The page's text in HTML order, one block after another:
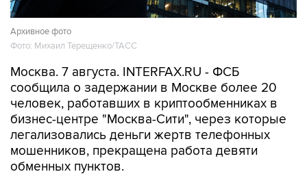
Архивное фото
Фото: Михаил Терещенко/ТАСС
Москва. 7 августа. INTERFAX.RU - ФСБ
сообщила о задержании в Москве более 20
человек, работавших в криптообменниках в
бизнес-центре "Москва-Сити", через которые
легализовались деньги жертв телефонных
мошенников, прекращена работа девяти
обменных пунктов.